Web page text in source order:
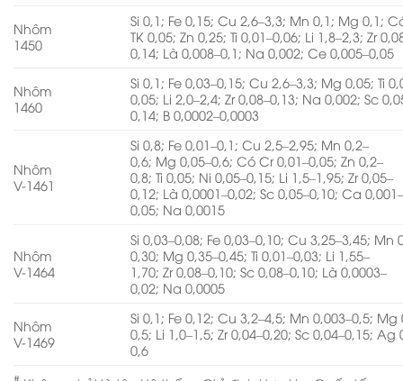
Nhôm
1450
Si 0,1; Fe 0,15; Cu 2,6–3,3; Mn 0,1; Mg 0,1;
TK 0,05; Zn 0,25; Ti 0,01–0,06; Li 1,8–2,3; Zr
0,14; Là 0,008–0,1; Na 0,002; Ce 0,005–0,05
Nhôm
1460
Si 0,1; Fe 0,03–0,15; Cu 2,6–3,3; Mg 0,05; Ti
0,05; Li 2,0–2,4; Zr 0,08–0,13; Na 0,002; Sc
0,14; B 0,0002–0,0003
Nhôm
V-1461
Si 0,8; Fe 0,01–0,1; Cu 2,5–2,95; Mn 0,2–
0,6; Mg 0,05–0,6; Có Cr 0,01–0,05; Zn 0,2–
0,8; Ti 0,05; Ni 0,05–0,15; Li 1,5–1,95; Zr 0,05–
0,12; Là 0,0001–0,02; Sc 0,05–0,10; Ca
0,05; Na 0,0015
Nhôm
V-1464
Si 0,03–0,08; Fe 0,03–0,10; Cu 3,25–3,45; Mn
0,30; Mg 0,35–0,45; Ti 0,01–0,03; Li 1,55–
1,70; Zr 0,08–0,10; Sc 0,08–0,10; Là 0,0003–
0,02; Na 0,0005
Nhôm
V-1469
Si 0,1; Fe 0,12; Cu 3,2–4,5; Mn 0,003–0,5; Mg
0,5; Li 1,0–1,5; Zr 0,04–0,20; Sc 0,04–0,15; Ag
0,6